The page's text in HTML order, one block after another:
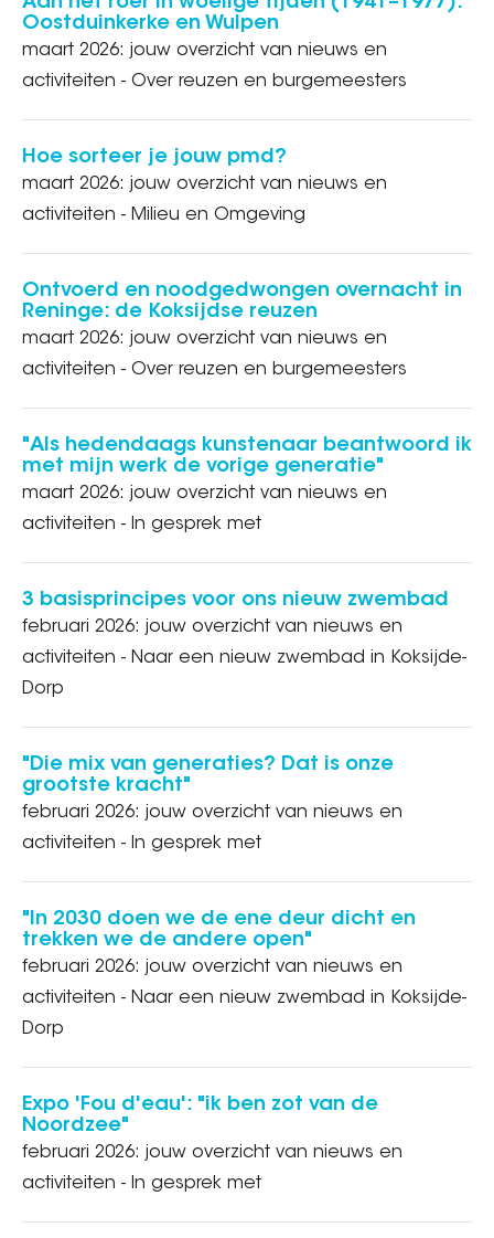
Oostduinkerke en Wulpen
maart 2026: jouw overzicht van nieuws en
activiteiten - Over reuzen en burgemeesters
Hoe sorteer je jouw pmd?
maart 2026: jouw overzicht van nieuws en
activiteiten - Milieu en Omgeving
Ontvoerd en noodgedwongen overnacht in
Reninge: de Koksijdse reuzen
maart 2026: jouw overzicht van nieuws en
activiteiten - Over reuzen en burgemeesters
"Als hedendaags kunstenaar beantwoord ik
met mijn werk de vorige generatie"
maart 2026: jouw overzicht van nieuws en
activiteiten - In gesprek met
3 basisprincipes voor ons nieuw zwembad
februari 2026: jouw overzicht van nieuws en
activiteiten - Naar een nieuw zwembad in Koksijde-
Dorp
"Die mix van generaties? Dat is onze
grootste kracht"
februari 2026: jouw overzicht van nieuws en
activiteiten - In gesprek met
"In 2030 doen we de ene deur dicht en
trekken we de andere open"
februari 2026: jouw overzicht van nieuws en
activiteiten - Naar een nieuw zwembad in Koksijde-
Dorp
Expo 'Fou d'eau': "ik ben zot van de
Noordzee"
februari 2026: jouw overzicht van nieuws en
activiteiten - In gesprek met